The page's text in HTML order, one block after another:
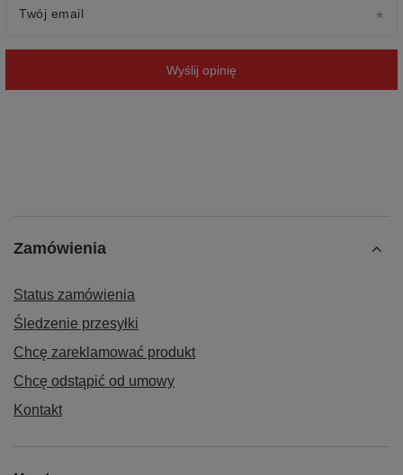
Twój email
Wyślij opinię
Zamówienia
Status zamówienia
Śledzenie przesyłki
Chcę zareklamować produkt
Chcę odstąpić od umowy
Kontakt